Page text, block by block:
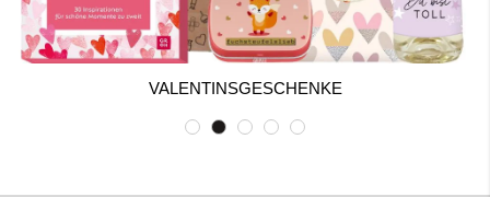
VALENTINSGESCHENKE